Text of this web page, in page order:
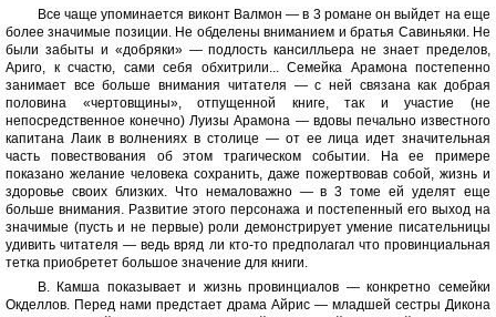
Все чаще упоминается виконт Валмон — в 3 романе он выйдет на еще
более значимые позиции. Не обделены вниманием и братья Савиньяки. Не
были забыты и «добряки» — подлость кансилльера не знает пределов,
Ариго, к счастю, сами себя обхитрили... Семейка Арамона постепенно
занимает все больше внимания читателя — с ней связана как добрая
половина «чертовщины», отпущенной книге, так и участие (не
непосредственное конечно) Луизы Арамона — вдовы печально известного
капитана Лаик в волнениях в столице — от ее лица идет значительная
часть повествования об этом трагическом событии. На ее примере
показано желание человека сохранить, даже пожертвовав собой, жизнь и
здоровье своих близких. Что немаловажно — в 3 томе ей уделят еще
больше внимания. Развитие этого персонажа и постепенный его выход на
значимые (пусть и не первые) роли демонстрирует умение писательницы
удивить читателя — ведь вряд ли кто-то предполагал что провинциальная
тетка приобретет большое значение для книги.
В. Камша показывает и жизнь провинциалов — конкретно семейки
Окделлов. Перед нами предстает драма Айрис — младшей сестры Дикона